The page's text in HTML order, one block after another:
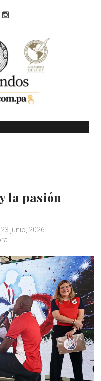
la pasión
23 junio, 2026